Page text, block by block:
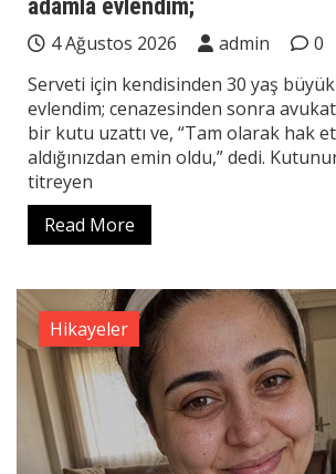
adamla evlendim;
4 Ağustos 2026 admin
0
Serveti için kendisinden 30 yaş
evlendim; cenazesinden sonra
bir kutu uzattı ve, “Tam olarak hak
aldığınızdan emin oldu,” dedi.
titreyen
Read More
Hikayeler